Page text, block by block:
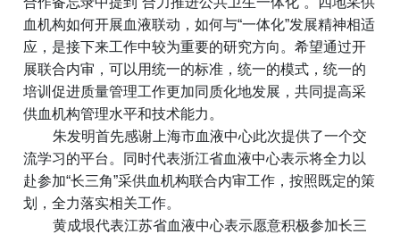
血机构如何开展血液联动，如何与“一体化”发展精神相适
应，是接下来工作中较为重要的研究方向。希望通过开
展联合内审，可以用统一的标准，统一的模式，统一的
培训促进质量管理工作更加同质化地发展，共同提高采
供血机构管理水平和技术能力。
朱发明首先感谢上海市血液中心此次提供了一个交
流学习的平台。同时代表浙江省血液中心表示将全力以
赴参加“长三角”采供血机构联合内审工作，按照既定的策
划，全力落实相关工作。
黄成垠代表江苏省血液中心表示愿意积极参加长三